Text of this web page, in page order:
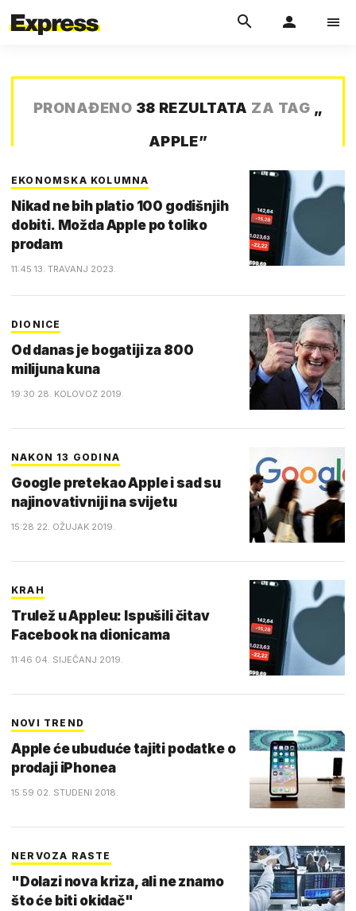
PRONAĐENO 38 REZULTATA ZA TAG „
APPLE”
EKONOMSKA KOLUMNA
Nikad ne bih platio 100 godišnjih
dobiti. Možda Apple po toliko
prodam
11:45 13. TRAVANJ 2023.
DIONICE
Od danas je bogatiji za 800
milijuna kuna
19:30 28. KOLOVOZ 2019.
NAKON 13 GODINA
Google pretekao Apple i sad su
najinovativniji na svijetu
15:28 22. OŽUJAK 2019.
KRAH
Trulež u Appleu: Ispušili čitav
Facebook na dionicama
11:46 04. SIJEČANJ 2019.
NOVI TREND
Apple će ubuduće tajiti podatke o
prodaji iPhonea
15:59 02. STUDENI 2018.
NERVOZA RASTE
"Dolazi nova kriza, ali ne znamo
što će biti okidač"